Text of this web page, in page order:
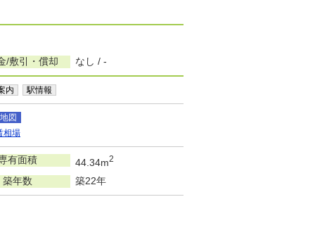
/敷引・償却 なし / -
内 駅情報
図
相場
有面積 44.34m2
築年数 築22年